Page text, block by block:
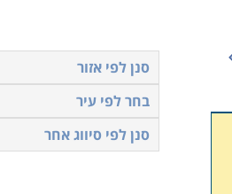
סנן לפי אזור
בחר לפי עיר
סנן לפי סיווג אחר